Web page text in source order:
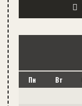
Пн Вт